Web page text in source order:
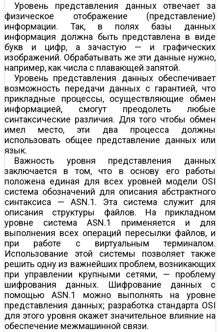
Уровень представления данных отвечает за
физическое отображение (представление)
информации. Так, в полях базы данных
информация должна быть представлена в виде
букв и цифр, а зачастую — и графических
изображений. Обрабатывать же эти данные нужно,
например, как числа с плавающей запятой.
Уровень представления данных обеспечивает
возможность передачи данных с гарантией, что
прикладные процессы, осуществляющие обмен
информацией, смогут преодолеть любые
синтаксические различия. Для того чтобы обмен
имел место, эти два процесса должны
использовать общее представление данных или
язык.
Важность уровня представления данных
заключается в том, что в основу его работы
положена единая для всех уровней модели OSI
система обозначений для описания абстрактного
синтаксиса — ASN.1. Эта система служит для
описания структуры файлов. На прикладном
уровне система ASN.1 применяется и для
выполнения всех операций пересылки файлов, и
при работе с виртуальным терминалом.
Использование этой системы позволяет также
решить одну из важнейших проблем, возникающих
при управлении крупными сетями, — проблему
шифрования данных. Шифрование данных с
помощью ASN.1 можно выполнять на уровне
представления данных; разработка стандарта OSI
для этого уровня окажет значительное влияние на
обеспечение межмашинной связи.